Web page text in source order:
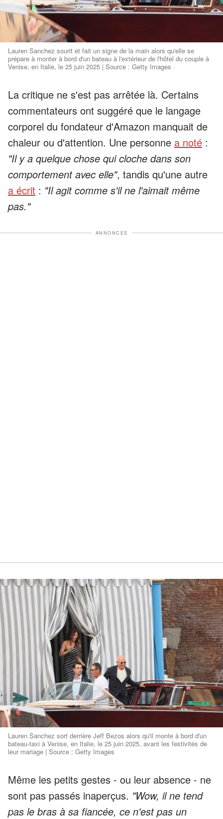
Lauren Sanchez sourit et fait un signe de la main alors qu'elle se
prépare à monter à bord d'un bateau à l'extérieur de l'hôtel du couple à
Venise, en Italie, le 25 juin 2025 | Source : Getty Images
La critique ne s'est pas arrêtée là. Certains
commentateurs ont suggéré que le langage
corporel du fondateur d'Amazon manquait de
chaleur ou d'attention. Une personne a noté :
"Il y a quelque chose qui cloche dans son
comportement avec elle", tandis qu'une autre
a écrit : "Il agit comme s'il ne l'aimait même
pas."
ANNONCES
Lauren Sanchez sort derrière Jeff Bezos alors qu'il monte à bord d'un
bateau-taxi à Venise, en Italie, le 25 juin 2025, avant les festivités de
leur mariage | Source : Getty Images
Même les petits gestes - ou leur absence - ne
sont pas passés inaperçus. "Wow, il ne tend
pas le bras à sa fiancée, ce n'est pas un